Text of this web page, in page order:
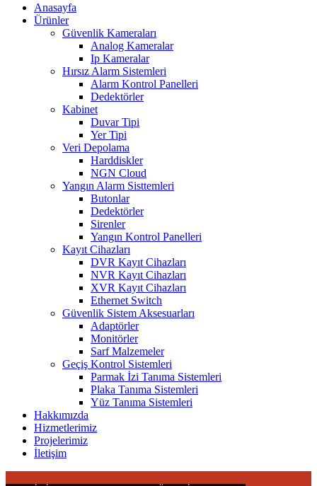
Anasayfa
Ürünler
Güvenlik Kameraları
Analog Kameralar
Ip Kameralar
Hırsız Alarm Sistemleri
Alarm Kontrol Panelleri
Dedektörler
Kabinet
Duvar Tipi
Yer Tipi
Veri Depolama
Harddiskler
NGN Cloud
Yangın Alarm Sisttemleri
Butonlar
Dedektörler
Sirenler
Yangın Kontrol Panelleri
Kayıt Cihazları
DVR Kayıt Cihazları
NVR Kayıt Cihazları
XVR Kayıt Cihazları
Ethernet Switch
Güvenlik Sistem Aksesuarları
Adaptörler
Monitörler
Sarf Malzemeler
Geçiş Kontrol Sistemleri
Parmak İzi Tanıma Sistemleri
Plaka Tanıma Sistemleri
Yüz Tanıma Sistemleri
Hakkımızda
Hizmetlerimiz
Projelerimiz
İletişim